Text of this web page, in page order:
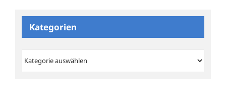
Kategorien
Kategorien